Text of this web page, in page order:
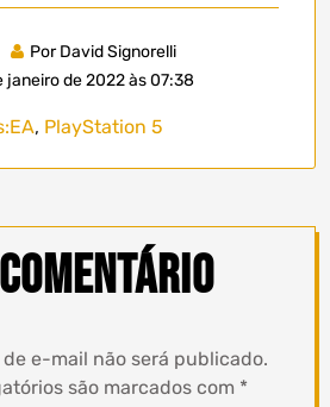
Por David Signorelli
janeiro de 2022 às 07:38
EA, PlayStation 5
de e-mail não será publicado.
são marcados com *